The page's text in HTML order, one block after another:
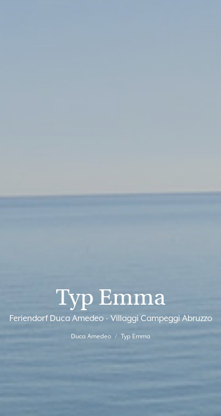
Typ Emma
Feriendorf Duca Amedeo - Villaggi Campeggi Abruzzo
Duca Amedeo Typ Emma